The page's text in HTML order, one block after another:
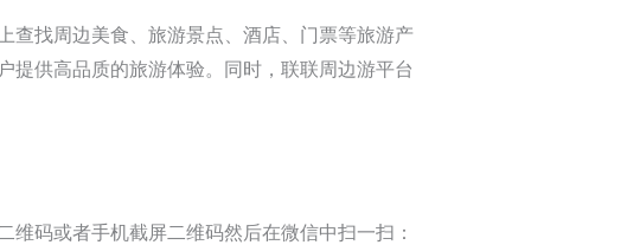
查找周边美食、旅游景点、酒店、门票等旅游产
提供高品质的旅游体验。同时，联联周边游平台
码或者手机截屏二维码然后在微信中扫一扫：